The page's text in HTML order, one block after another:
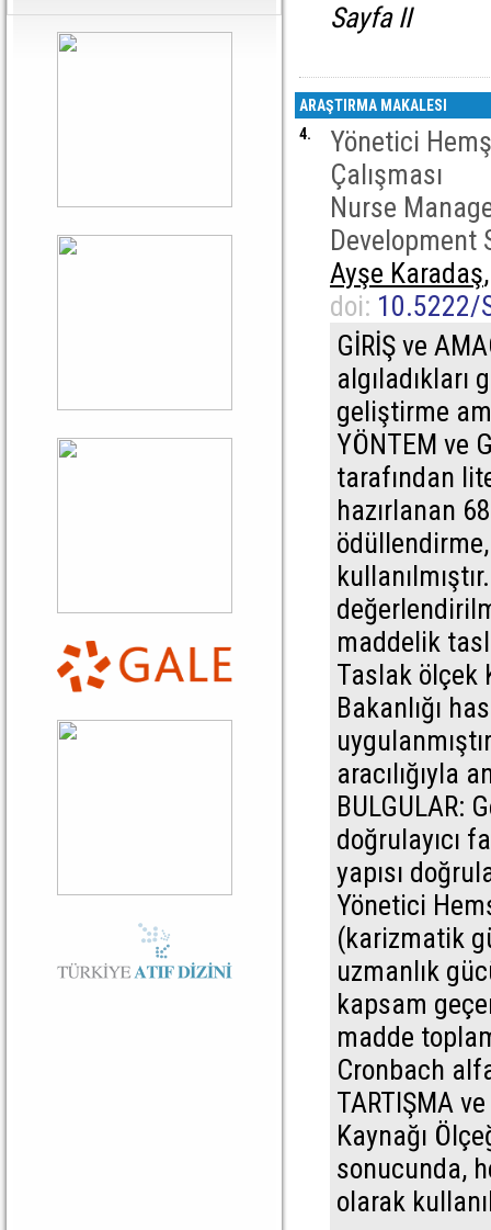
Sayfa II
ARAŞTIRMA MAKALESI
4.
Yönetici
Çalışması
Nurse
Development
Ayşe Karadaş
doi: 10.5222/
GİRİŞ ve
algıladıkları
geliştirme
YÖNTEM ve
tarafından
hazırlanan
maddelik
Taslak ölçek
Bakanlığı
aracılığıyla
BULGULAR:
doğrulayıcı
yapısı
Yönetici
(karizmatik
uzmanlık
kapsam
madde
Cronbach
TARTIŞMA
Kaynağı
sonucunda,
olarak